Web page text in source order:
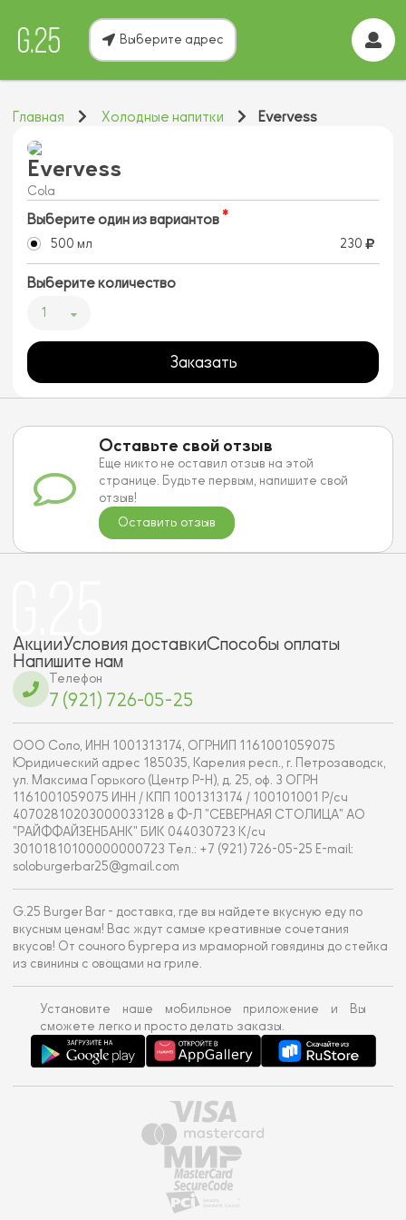
Выберите адрес
Главная Холодные напитки Evervess
Evervess
Cola
Выберите один из вариантов
500 мл 230
Выберите количество
1
Заказать
Оставьте свой отзыв
Еще никто не оставил отзыв на этой
странице. Будьте первым, напишите свой
отзыв!
Оставить отзыв
АкцииУсловия доставкиСпособы оплаты
Напишите нам
Телефон
7 (921) 726-05-25
ООО Соло, ИНН 1001313174, ОГРНИП 1161001059075
Юридический адрес 185035, Карелия респ., г. Петрозаводск,
ул. Максима Горького (Центр Р-Н), д. 25, оф. 3 ОГРН
1161001059075 ИНН / КПП 1001313174 / 100101001 Р/сч
40702810203000033128 в Ф-Л "СЕВЕРНАЯ СТОЛИЦА" АО
"РАЙФФАЙЗЕНБАНК" БИК 044030723 К/сч
30101810100000000723 Тел.: +7 (921) 726-05-25 E-mail:
soloburgerbar25@gmail.com
G.25 Burger Bar - доставка, где вы найдете вкусную еду по
вкусным ценам! Вас ждут самые креативные сочетания
вкусов! От сочного бургера из мраморной говядины до стейка
из свинины с овощами на гриле.
Установите наше мобильное приложение и Вы
сможете легко и просто делать заказы.